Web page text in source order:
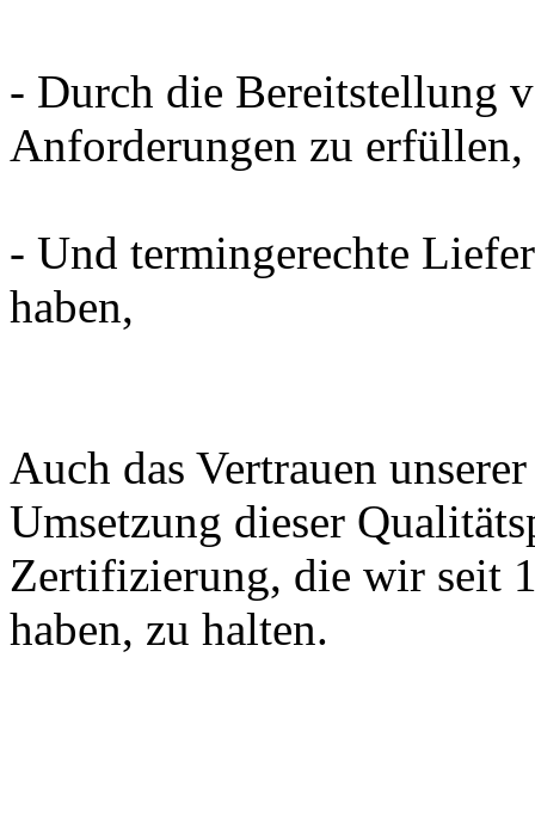
- Durch die Bereitstellung
Anforderungen zu erfüllen,
- Und termingerechte
haben,
Auch das Vertrauen
Umsetzung dieser
Zertifizierung, die wir seit
haben, zu halten.